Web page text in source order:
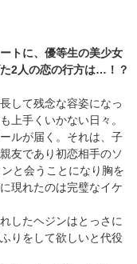
トに、優等生の美少女
2人の恋の行方は…！？
して残念な容姿になっ
上手くいかない日々。
ルが届く。それは、子
友であり初恋相手のソ
と会うことになり胸を
現れたのは完璧なイケ
したヘジンはとっさに
りをして欲しいと代役